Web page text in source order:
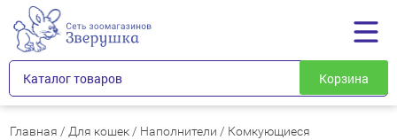
Каталог товаров Корзина
Главная / Для кошек / Наполнители / Комкующиеся